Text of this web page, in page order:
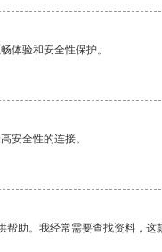
体验和安全性保护。
安全性的连接。
助。我经常需要查找资料，这